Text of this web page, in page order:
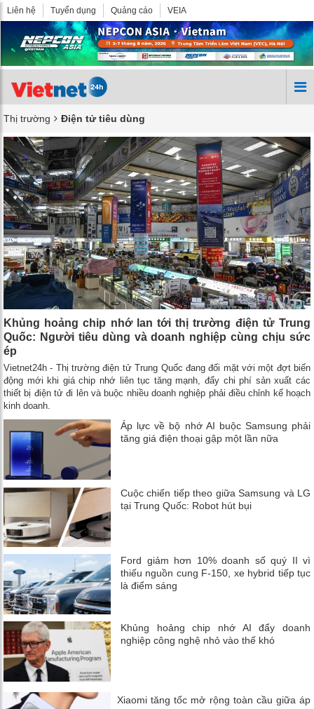
Liên hệ Tuyển dụng Quảng cáo VEIA
Thị trường Điện tử tiêu dùng
Khủng hoảng chip nhớ lan tới thị trường điện tử Trung
Quốc: Người tiêu dùng và doanh nghiệp cùng chịu sức
ép
Vietnet24h - Thị trường điện tử Trung Quốc đang đối mặt với một đợt biến
động mới khi giá chip nhớ liên tục tăng mạnh, đẩy chi phí sản xuất các
thiết bị điện tử đi lên và buộc nhiều doanh nghiệp phải điều chỉnh kế hoạch
kinh doanh.
Áp lực về bộ nhớ AI buộc Samsung phải
tăng giá điện thoại gập một lần nữa
Cuộc chiến tiếp theo giữa Samsung và LG
tại Trung Quốc: Robot hút bụi
Ford giảm hơn 10% doanh số quý II vì
thiếu nguồn cung F-150, xe hybrid tiếp tục
là điểm sáng
Khủng hoảng chip nhớ AI đẩy doanh
nghiệp công nghệ nhỏ vào thế khó
Xiaomi tăng tốc mở rộng toàn cầu giữa áp